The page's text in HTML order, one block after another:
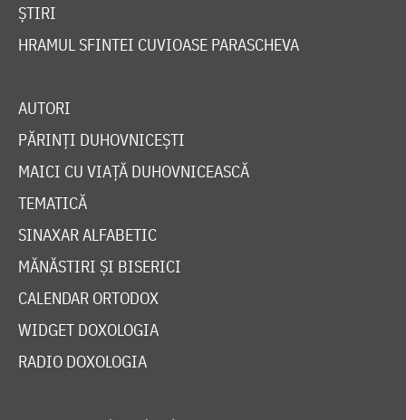
ȘTIRI
HRAMUL SFINTEI CUVIOASE PARASCHEVA
AUTORI
PĂRINȚI DUHOVNICEȘTI
MAICI CU VIAȚĂ DUHOVNICEASCĂ
TEMATICĂ
SINAXAR ALFABETIC
MĂNĂSTIRI ȘI BISERICI
CALENDAR ORTODOX
WIDGET DOXOLOGIA
RADIO DOXOLOGIA